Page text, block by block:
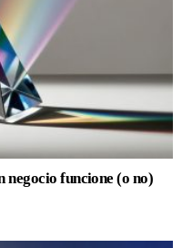
negocio funcione (o no)